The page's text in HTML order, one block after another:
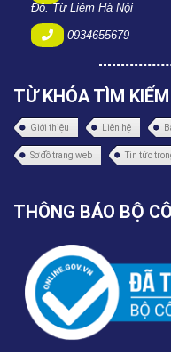
Đô. Từ Liêm Hà Nội
0934655679
TỪ KHÓA TÌM KIẾM
Giới thiệu Liên hệ
Sơ đồ trang web Tin tức
THÔNG BÁO BỘ